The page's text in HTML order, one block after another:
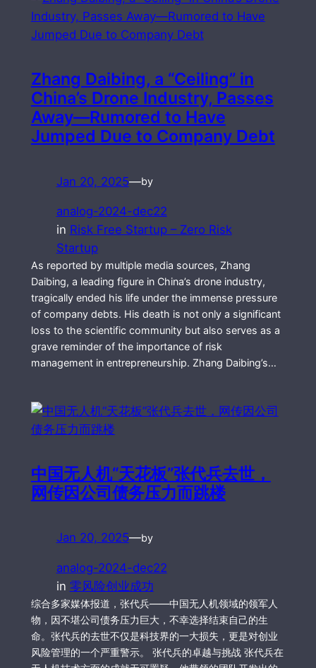
Zhang Daibing, a “Ceiling” in
China’s Drone Industry, Passes
Away—Rumored to Have
Jumped Due to Company Debt
Jan 20, 2025—by
analog-2024-dec22
in Risk Free Startup – Zero Risk
Startup
As reported by multiple media sources, Zhang
Daibing, a leading figure in China’s drone industry,
tragically ended his life under the immense pressure
of company debts. His death is not only a significant
loss to the scientific community but also serves as a
grave reminder of the importance of risk
management in entrepreneurship. Zhang Daibing’s…
中国无人机“天花板”张代兵去世，
网传因公司债务压力而跳楼
Jan 20, 2025—by
analog-2024-dec22
in 零风险创业成功
综合多家媒体报道，张代兵——中国无人机领域的领军人
物，因不堪公司债务压力巨大，不幸选择结束自己的生
命。张代兵的去世不仅是科技界的一大损失，更是对创业
风险管理的一个严重警示。 张代兵的卓越与挑战 张代兵在